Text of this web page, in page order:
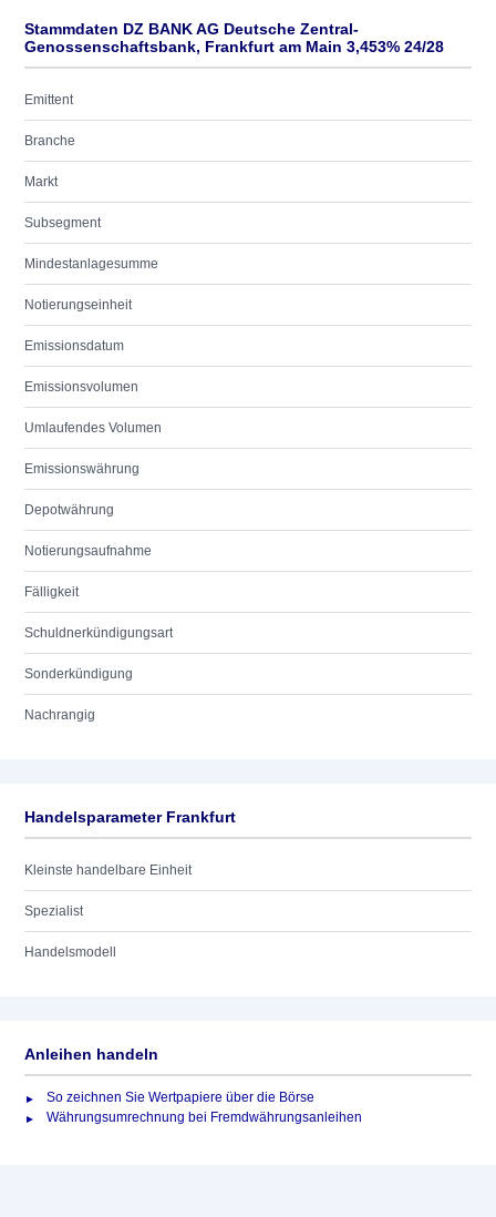
Stammdaten DZ BANK AG Deutsche Zentral-
Genossenschaftsbank, Frankfurt am Main 3,453% 24/28
Emittent
Branche
Markt
Subsegment
Mindestanlagesumme
Notierungseinheit
Emissionsdatum
Emissionsvolumen
Umlaufendes Volumen
Emissionswährung
Depotwährung
Notierungsaufnahme
Fälligkeit
Schuldnerkündigungsart
Sonderkündigung
Nachrangig
Handelsparameter Frankfurt
Kleinste handelbare Einheit
Spezialist
Handelsmodell
Anleihen handeln
So zeichnen Sie Wertpapiere über die Börse
Währungsumrechnung bei Fremdwährungsanleihen